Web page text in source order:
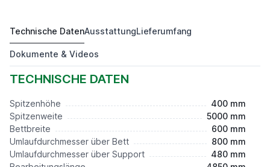
DKM 800 D H
Preis auf Anfrage*
Technische DatenAusstattungLieferumfang
Dokumente & Videos
TECHNISCHE DATEN
Spitzenhöhe
400 mm
Spitzenweite
5000 mm
Bettbreite
600 mm
Umlaufdurchmesser über Bett
800 mm
Umlaufdurchmesser über Support
480 mm